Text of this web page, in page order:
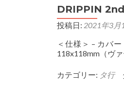
ニ
ア
ル
ム
DRIPPIN
投稿日: 2021年3月
＜仕様＞ – カバ
118x118mm（ヴ
カテゴリー: タ行